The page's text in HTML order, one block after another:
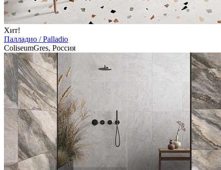
Хит!
Палладио / Palladio
ColiseumGres, Россия